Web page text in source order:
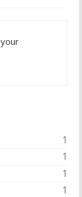
1
1
1
1